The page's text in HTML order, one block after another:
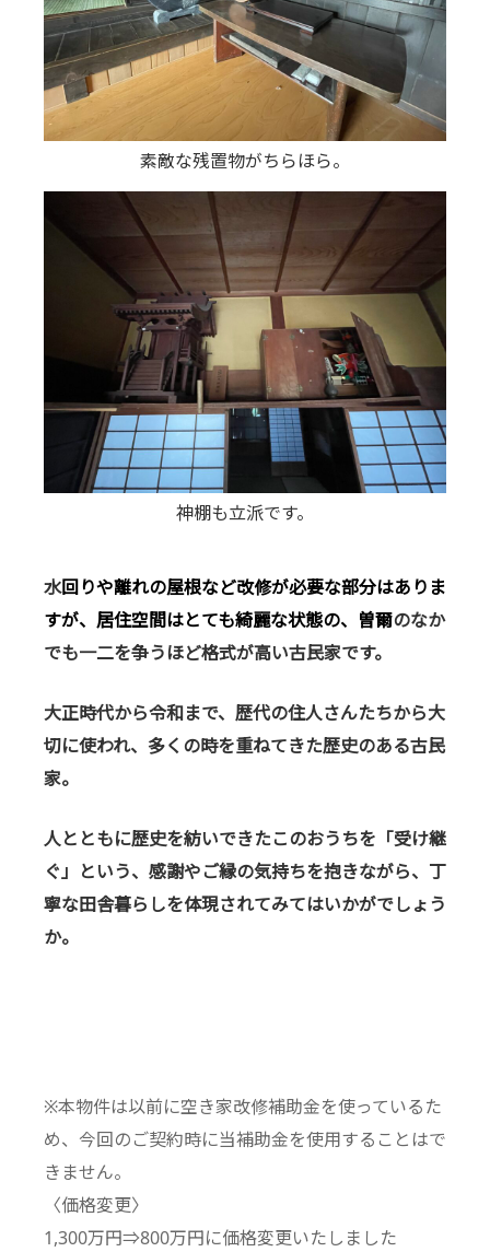
素敵な残置物がちらほら。
神棚も立派です。
水回りや離れの屋根など改修が必要な部分はありま
すが、居住空間はとても綺麗な状態の、曽爾のなか
でも一二を争うほど格式が高い古民家です。
大正時代から令和まで、歴代の住人さんたちから大
切に使われ、多くの時を重ねてきた歴史のある古民
家。
人とともに歴史を紡いできたこのおうちを「受け継
ぐ」という、感謝やご縁の気持ちを抱きながら、丁
寧な田舎暮らしを体現されてみてはいかがでしょう
か。
※本物件は以前に空き家改修補助金を使っているた
め、今回のご契約時に当補助金を使用することはで
きません。
〈価格変更〉
1,300万円⇒800万円に価格変更いたしました